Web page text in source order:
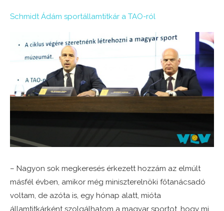
Schmidt Ádám sportállamtitkár a TAO-ról
– Nagyon sok megkeresés érkezett hozzám az elmúlt
másfél évben, amikor még miniszterelnöki főtanácsadó
voltam, de azóta is, egy hónap alatt, mióta
államtitkárként szolgálhatom a magyar sportot, hogy mi